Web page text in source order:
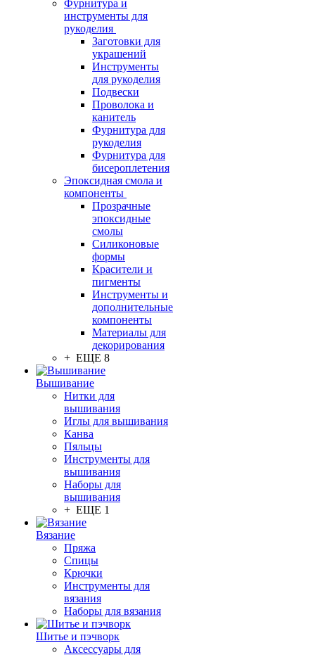
Фурнитура и
инструменты для
рукоделия
Заготовки для
украшений
Инструменты
для рукоделия
Подвески
Проволока и
канитель
Фурнитура для
рукоделия
Фурнитура для
бисероплетения
Эпоксидная смола и
компоненты
Прозрачные
эпоксидные
смолы
Силиконовые
формы
Красители и
пигменты
Инструменты и
дополнительные
компоненты
Материалы для
декорирования
+ ЕЩЕ 8
Вышивание
Нитки для
вышивания
Иглы для вышивания
Канва
Пяльцы
Инструменты для
вышивания
Наборы для
вышивания
+ ЕЩЕ 1
Вязание
Пряжа
Спицы
Крючки
Инструменты для
вязания
Наборы для вязания
Шитье и пэчворк
Аксессуары для